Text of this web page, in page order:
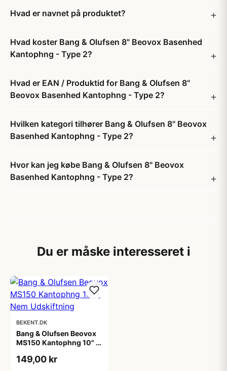
Hvad er navnet på produktet?
Hvad koster Bang & Olufsen 8" Beovox Basenhed
Kantophng - Type 2?
Hvad er EAN / Produktid for Bang & Olufsen 8"
Beovox Basenhed Kantophng - Type 2?
Hvilken kategori tilhører Bang & Olufsen 8" Beovox
Basenhed Kantophng - Type 2?
Hvor kan jeg købe Bang & Olufsen 8" Beovox
Basenhed Kantophng - Type 2?
Du er måske interesseret i
BEKENT.DK
Bang & Olufsen Beovox
MS150 Kantophng 10" -
149,00 kr